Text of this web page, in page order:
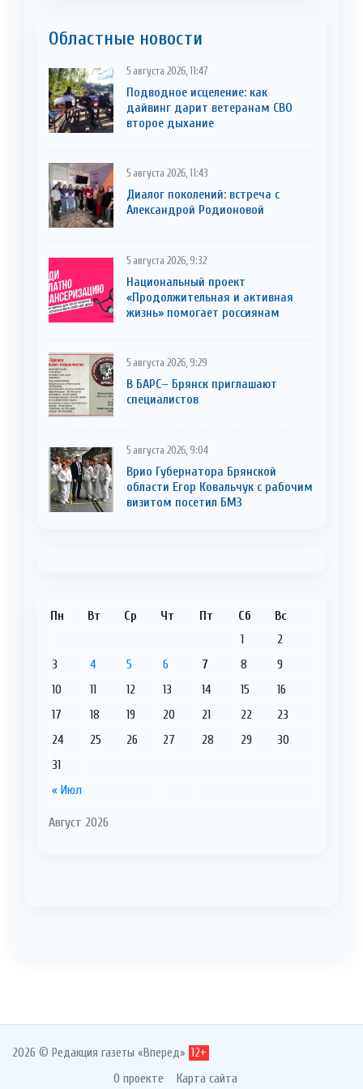
Областные новости
5 августа 2026, 11:47
Подводное исцеление: как
дайвинг дарит ветеранам СВО
второе дыхание
5 августа 2026, 11:43
Диалог поколений: встреча с
Александрой Родионовой
5 августа 2026, 9:32
Национальный проект
«Продолжительная и активная
жизнь» помогает россиянам
5 августа 2026, 9:29
В БАРС– Брянcк приглaшают
cпециaлистoв
5 августа 2026, 9:04
Врио Губернатора Брянской
области Егор Ковальчук с рабочим
визитом посетил БМЗ
Август 2026
Пн Вт Ср Чт Пт Сб Вс
« Июл
1
2
3
4 5 6 7 8
9
10
11 12 13 14 15
16
17
18 19 20 21 22
23
24
25 26 27 28 29
30
31
2026 © Редакция газеты «Вперед» 12+
О проекте Карта сайта